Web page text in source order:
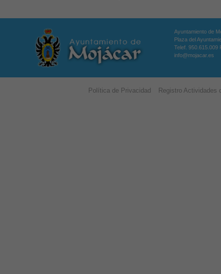
Ayuntamiento de
Plaza del
Telef. 950.615.009
info@mojacar.es
Política de Privacidad Registro Actividades